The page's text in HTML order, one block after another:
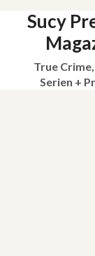
Sucy
True
Serien +